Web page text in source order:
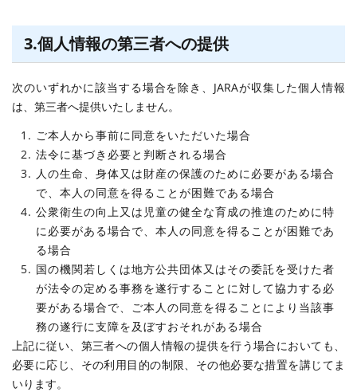
3.個人情報の第三者への提供
次のいずれかに該当する場合を除き、JARAが収集した個人情報
は、第三者へ提供いたしません。
ご本人から事前に同意をいただいた場合
法令に基づき必要と判断される場合
人の生命、身体又は財産の保護のために必要がある場合
で、本人の同意を得ることが困難である場合
公衆衛生の向上又は児童の健全な育成の推進のために特
に必要がある場合で、本人の同意を得ることが困難であ
る場合
国の機関若しくは地方公共団体又はその委託を受けた者
が法令の定める事務を遂行することに対して協力する必
要がある場合で、ご本人の同意を得ることにより当該事
務の遂行に支障を及ぼすおそれがある場合
上記に従い、第三者への個人情報の提供を行う場合においても、
必要に応じ、その利用目的の制限、その他必要な措置を講じてま
いります。